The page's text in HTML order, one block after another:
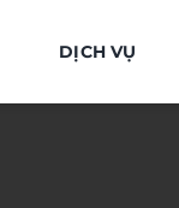
DỊCH VỤ